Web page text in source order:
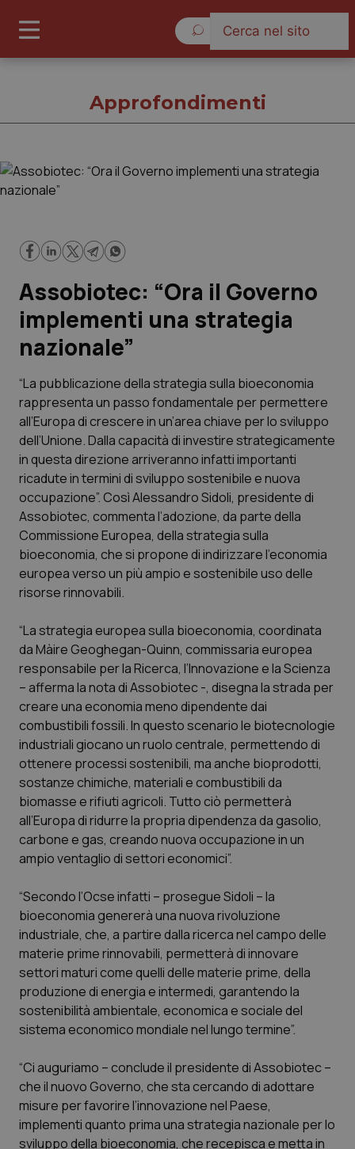
Governo e Parlamento
Regioni e Asl
Lavoro e Professioni
Scienza e Farmaci
Studi e Analisi
Lettere al direttore
Edizioni Regionali
QS Pro
Professionisti Sanitari.AI
Abruzzo
Basilicata
Calabria
Campania
Emilia-Romagna
Friuli Venezia Giulia
Liguria
Lombardia
Marche
Piemonte
Provincia Autonoma di Bolzano
QS Pro Gold
Artrite & artrosi
Asma & BPCO
Car-T
Colesterolo & coronaropatie
Dermatite Atopica
Disturbi dell’umore
Dolore
Donna & Salute
HIV
Infezioni & Febbre
QS Club Newsletter
Approfondimenti
Assobiotec: “Ora il Governo
implementi una strategia
nazionale”
“La pubblicazione della strategia sulla bioeconomia
rappresenta un passo fondamentale per permettere
all’Europa di crescere in un’area chiave per lo sviluppo
dell’Unione. Dalla capacità di investire strategicamente
in questa direzione arriveranno infatti importanti
ricadute in termini di sviluppo sostenibile e nuova
occupazione”. Così Alessandro Sidoli, presidente di
Assobiotec, commenta l’adozione, da parte della
Commissione Europea, della strategia sulla
bioeconomia, che si propone di indirizzare l’economia
europea verso un più ampio e sostenibile uso delle
risorse rinnovabili.
“La strategia europea sulla bioeconomia, coordinata
da Màire Geoghegan-Quinn, commissaria europea
responsabile per la Ricerca, l’Innovazione e la Scienza
– afferma la nota di Assobiotec -, disegna la strada per
creare una economia meno dipendente dai
combustibili fossili. In questo scenario le biotecnologie
industriali giocano un ruolo centrale, permettendo di
ottenere processi sostenibili, ma anche bioprodotti,
sostanze chimiche, materiali e combustibili da
biomasse e rifiuti agricoli. Tutto ciò permetterà
all’Europa di ridurre la propria dipendenza da gasolio,
carbone e gas, creando nuova occupazione in un
ampio ventaglio di settori economici”.
“Secondo l’Ocse infatti – prosegue Sidoli – la
bioeconomia genererà una nuova rivoluzione
industriale, che, a partire dalla ricerca nel campo delle
materie prime rinnovabili, permetterà di innovare
settori maturi come quelli delle materie prime, della
produzione di energia e intermedi, garantendo la
sostenibilità ambientale, economica e sociale del
sistema economico mondiale nel lungo termine”.
“Ci auguriamo – conclude il presidente di Assobiotec –
che il nuovo Governo, che sta cercando di adottare
misure per favorire l’innovazione nel Paese,
implementi quanto prima una strategia nazionale per lo
sviluppo della bioeconomia, che recepisca e metta in